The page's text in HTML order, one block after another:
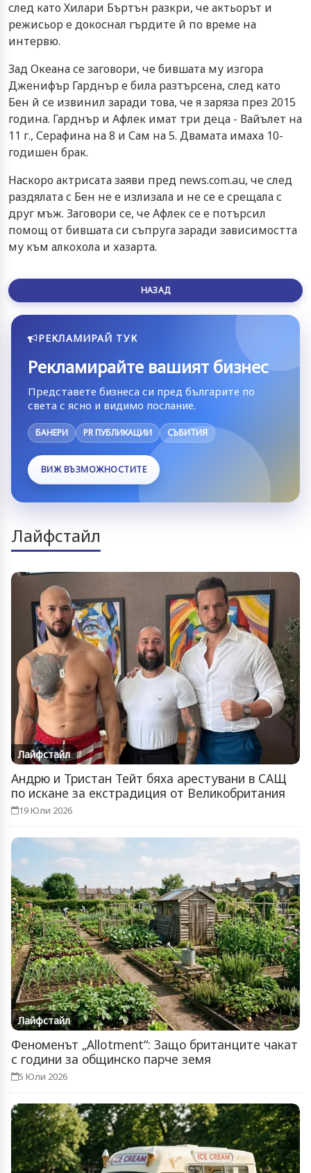
след като Хилари Бъртън разкри, че актьорът и
режисьор е докоснал гърдите й по време на
интервю.
Зад Океана се заговори, че бившата му изгора
Дженифър Гарднър е била разтърсена, след като
Бен й се извинил заради това, че я заряза през 2015
година. Гарднър и Афлек имат три деца - Вайълет на
11 г., Серафина на 8 и Сам на 5. Двамата имаха 10-
годишен брак.
Наскоро актрисата заяви пред news.com.au, че след
раздялата с Бен не е излизала и не се е срещала с
друг мъж. Заговори се, че Афлек се е потърсил
помощ от бившата си съпруга заради зависимостта
му към алкохола и хазарта.
НАЗАД
РЕКЛАМИРАЙ ТУК
Рекламирайте вашият бизнес
Представете бизнеса си пред българите по
света с ясно и видимо послание.
БАНЕРИ PR ПУБЛИКАЦИИ СЪБИТИЯ
ВИЖ ВЪЗМОЖНОСТИТЕ
Лайфстайл
Лайфстайл
Андрю и Тристан Тейт бяха арестувани в САЩ
по искане за екстрадиция от Великобритания
19 Юли 2026
Лайфстайл
Феноменът „Allotment“: Защо британците чакат
с години за общинско парче земя
5 Юли 2026